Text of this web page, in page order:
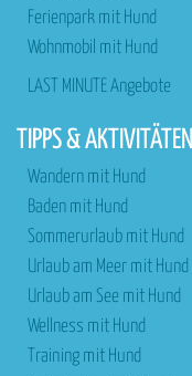
Ferienpark mit Hund
Wohnmobil mit Hund
LAST MINUTE Angebote
TIPPS & AKTIVITÄTEN
Wandern mit Hund
Baden mit Hund
Sommerurlaub mit Hund
Urlaub am Meer mit Hund
Urlaub am See mit Hund
Wellness mit Hund
Training mit Hund